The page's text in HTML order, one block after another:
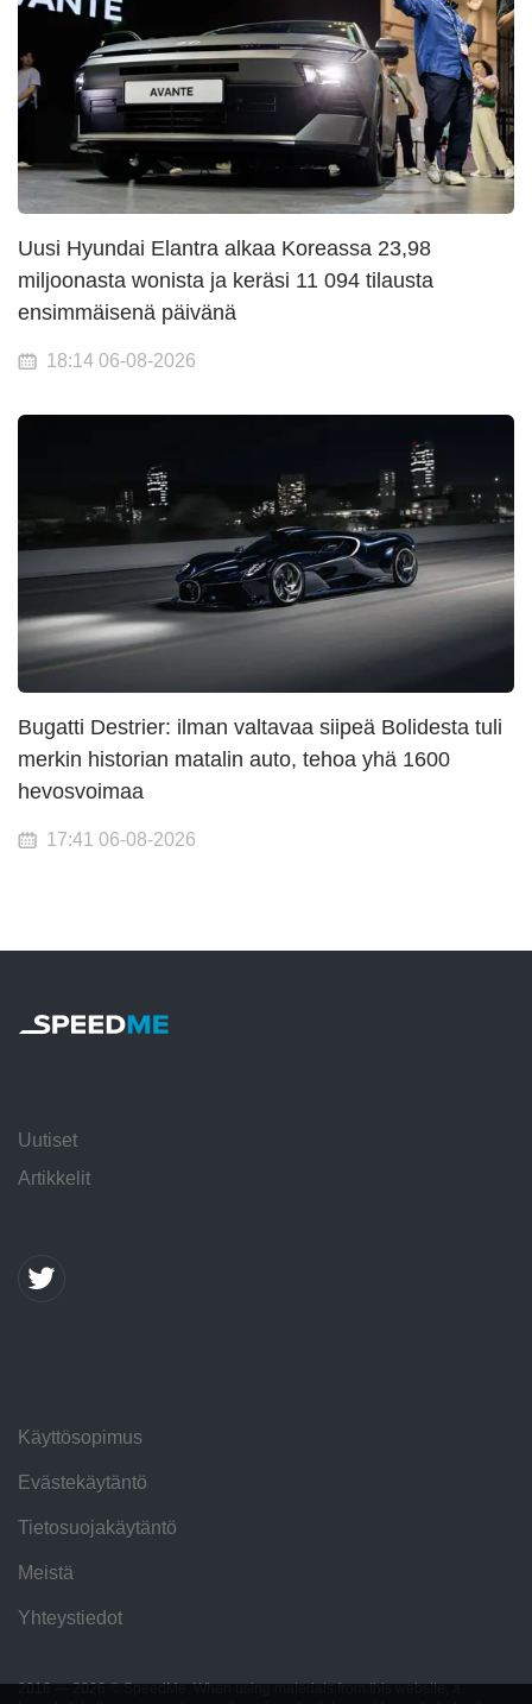
Uusi Hyundai Elantra alkaa Koreassa 23,98
miljoonasta wonista ja keräsi 11 094 tilausta
ensimmäisenä päivänä
18:14 06-08-2026
Bugatti Destrier: ilman valtavaa siipeä Bolidesta tuli
merkin historian matalin auto, tehoa yhä 1600
hevosvoimaa
17:41 06-08-2026
Uutiset
Artikkelit
Käyttösopimus
Evästekäytäntö
Tietosuojakäytäntö
Meistä
Yhteystiedot
2016 — 2026 © SpeedMe. When using materials from this website, a